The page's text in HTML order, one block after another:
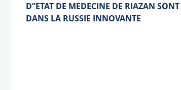
D”ETAT DE MEDECINE DE RIAZAN
DANS LA RUSSIE INNOVANTE